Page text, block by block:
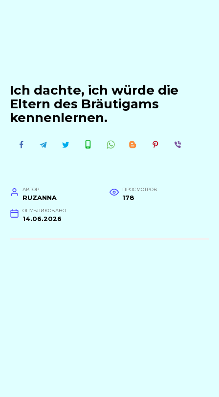
Ich dachte, ich würde die
Eltern des Bräutigams
kennenlernen.
АВТОР
RUZANNA
ПРОСМОТРОВ
178
ОПУБЛИКОВАНО
14.06.2026